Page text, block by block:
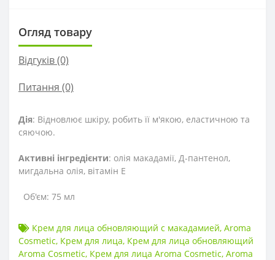
Огляд товару
Відгуків (0)
Питання (0)
Дія: Відновлює шкіру, робить її м'якою, еластичною та
сяючою.
Активні інгредієнти: олія макадамії, Д-пантенол,
мигдальна олія, вітамін Е
Об'єм: 75 мл
Крем для лица обновляющий с макадамией, Aroma
Cosmetic, Крем для лица, Крем для лица обновляющий
Aroma Cosmetic, Крем для лица Aroma Cosmetic, Aroma